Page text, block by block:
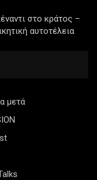
στο κράτος –
αυτοτέλεια
μετά